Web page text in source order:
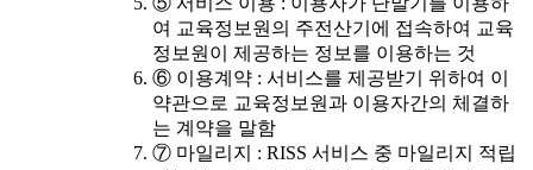
여 교육정보원의 주전산기에 접속하여 교육
정보원이 제공하는 정보를 이용하는 것
⑥ 이용계약 : 서비스를 제공받기 위하여 이
약관으로 교육정보원과 이용자간의 체결하
는 계약을 말함
⑦ 마일리지 : RISS 서비스 중 마일리지 적립